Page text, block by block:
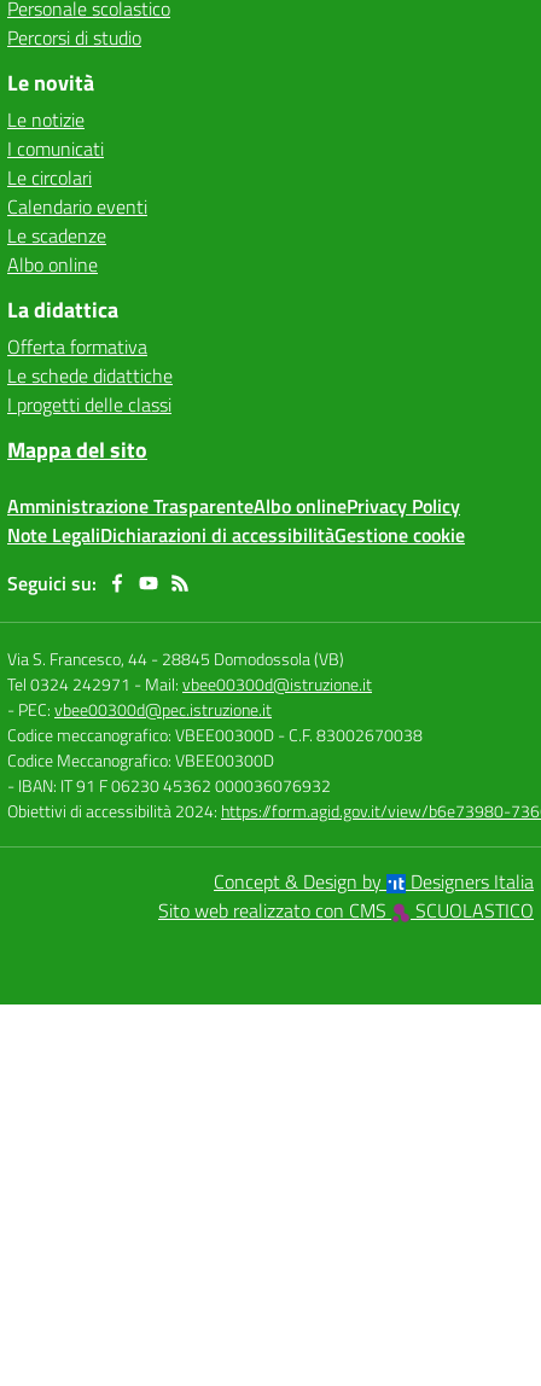
Personale scolastico
Percorsi di studio
Le novità
Le notizie
I comunicati
Le circolari
Calendario eventi
Le scadenze
Albo online
La didattica
Offerta formativa
Le schede didattiche
I progetti delle classi
Mappa del sito
Amministrazione TrasparenteAlbo onlinePrivacy Policy
Note LegaliDichiarazioni di accessibilitàGestione cookie
Seguici su:
Via S. Francesco, 44-28845 Domodossola (VB)
Tel 0324 242971 - Mail:vbee00300d@istruzione.it
- PEC:vbee00300d@pec.istruzione.it
Codice meccanografico: VBEE00300D- C.F. 83002670038
Codice Meccanografico: VBEE00300D
- IBAN: IT 91 F 06230 45362 000036076932
Obiettivi di accessibilità 2024: https://form.agid.gov.it/view/b6e73980-
Concept & Design by
Designers Italia
Sito web realizzato con CMS
SCUOLASTICO